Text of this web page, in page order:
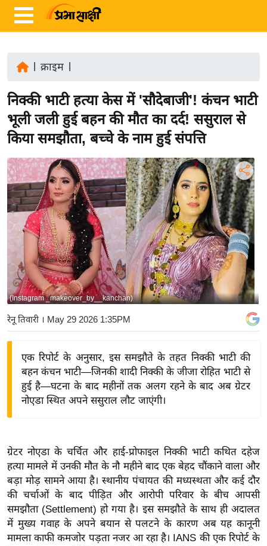
ज़ा
ख
ब
र
रा
ष्ट्री
य
अं
त
र्रा
ष्ट्री
य
बि
ज़
ने
द्यो
वि
शे
ष
ज्ञ
रा
य
क्राइम
निक्की भाटी हत्या केस में 'सौदेबाजी'! कंचन भाटी
भूली जली हुई बहन की मौत का दर्द! ससुराल से
किया समझौता, बच्चे के नाम हुई संपत्ति
(Instagram _makeover_by__kanchan)
रेनू तिवारी । May 29 2026 1:35PM
एक रिपोर्ट के अनुसार, इस समझौते के तहत निक्की भाटी की
बहन कंचन भाटी—जिनकी शादी निक्की के जीजा रोहित भाटी से
हुई है—घटना के बाद महीनों तक अलग रहने के बाद अब ग्रेटर
नोएडा स्थित अपने ससुराल लौट जाएंगी।
ग्रेटर नोएडा के चर्चित और हाई-प्रोफाइल निक्की भाटी कथित दहेज
हत्या मामले में उनकी मौत के नौ महीने बाद एक बेहद चौंकाने वाला और
बड़ा मोड़ सामने आया है। स्थानीय पंचायत की मध्यस्थता और कई दौर
की चर्चाओं के बाद पीड़ित और आरोपी परिवार के बीच आपसी
समझौता (Settlement) हो गया है। इस समझौते के साथ ही अदालत
में मुख्य गवाह के अपने बयान से पलटने के कारण अब यह कानूनी
मामला काफी कमजोर पड़ता नजर आ रहा है। IANS की एक रिपोर्ट के